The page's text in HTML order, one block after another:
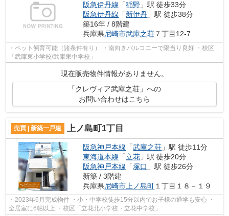
阪急伊丹線 「稲野 」駅 徒歩33分
阪急伊丹線 「新伊丹 」駅 徒歩38分
築16年 / 8階建
兵庫県尼崎市武庫之荘 ７丁目12-7
・ペット飼育可能（諸条件有り） ・南向きバルコニーで陽当り良好 ・校区
「武庫東小学校/武庫東中学校」
現在販売物件情報がありません。
「クレヴィア武庫之荘」への
お問い合わせはこちら
売買 | 新築一戸建 上ノ島町1丁目
阪急神戸本線 「武庫之荘 」駅 徒歩11分
東海道本線 「立花 」駅 徒歩20分
阪急神戸本線 「塚口 」駅 徒歩26分
新築 / 3階建
兵庫県尼崎市 上ノ島町 １丁目１８－１９
・2023年6月完成物件 ・小・中学校徒歩15分以内でお子様の通学も安心 ・
全居室に6帖以上 ・校区「立花北小学校・立花中学校」